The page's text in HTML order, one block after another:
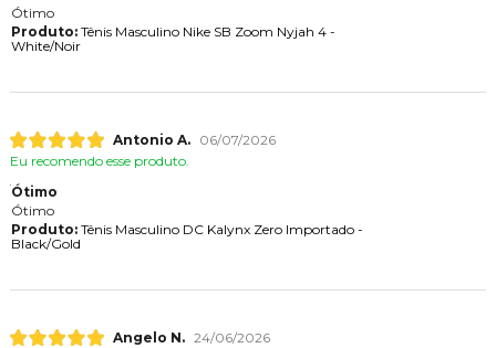
Ótimo
Produto:Tênis Masculino Nike SB Zoom Nyjah 4 -
White/Noir
Antonio A.
06/07/2026
Eu recomendo esse produto.
Ótimo
Ótimo
Produto:Tênis Masculino DC Kalynx Zero Importado -
Black/Gold
Angelo N. 24/06/2026